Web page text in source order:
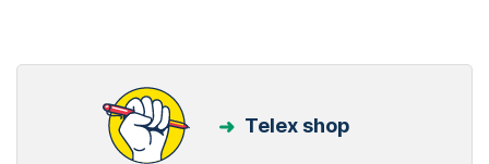
Telex shop